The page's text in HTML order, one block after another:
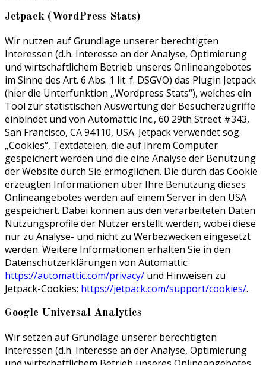
Jetpack (WordPress Stats)
Wir nutzen auf Grundlage unserer berechtigten
Interessen (d.h. Interesse an der Analyse, Optimierung
und wirtschaftlichem Betrieb unseres Onlineangebotes
im Sinne des Art. 6 Abs. 1 lit. f. DSGVO) das Plugin Jetpack
(hier die Unterfunktion „Wordpress Stats“), welches ein
Tool zur statistischen Auswertung der Besucherzugriffe
einbindet und von Automattic Inc., 60 29th Street #343,
San Francisco, CA 94110, USA. Jetpack verwendet sog.
„Cookies“, Textdateien, die auf Ihrem Computer
gespeichert werden und die eine Analyse der Benutzung
der Website durch Sie ermöglichen. Die durch das Cookie
erzeugten Informationen über Ihre Benutzung dieses
Onlineangebotes werden auf einem Server in den USA
gespeichert. Dabei können aus den verarbeiteten Daten
Nutzungsprofile der Nutzer erstellt werden, wobei diese
nur zu Analyse- und nicht zu Werbezwecken eingesetzt
werden. Weitere Informationen erhalten Sie in den
Datenschutzerklärungen von Automattic:
https://automattic.com/privacy/ und Hinweisen zu
Jetpack-Cookies: https://jetpack.com/support/cookies/.
Google Universal Analytics
Wir setzen auf Grundlage unserer berechtigten
Interessen (d.h. Interesse an der Analyse, Optimierung